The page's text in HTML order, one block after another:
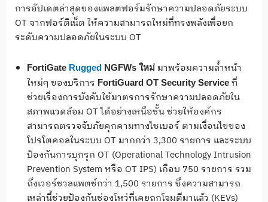
การอัปเดตล่าสุดของแพลตฟอร์มรักษาความปลอดภัยระบบ
OT จากฟอร์ติเน็ต ให้ความสามารถใหม่ที่ทรงพลังเพื่อยก
ระดับความปลอดภัยในระบบ OT
FortiGate Rugged NGFWs ใหม่ มาพร้อมความล้ำหน้า
ใหม่ๆ ของบริการ FortiGuard OT Security Service ที่
ช่วยเรื่องการบังคับใช้มาตรการรักษาความปลอดภัยใน
สภาพแวดล้อม OT ได้อย่างเหนือชั้น ช่วยให้องค์กร
สามารถตรวจจับภัยคุกคามทางไซเบอร์ ตามเงื่อนไขของ
โปรโตคอลในระบบ OT มากกว่า 3,300 รายการ และระบบ
ป้องกันการบุกรุก OT (Operational Technology Intrusion
Prevention System หรือ OT IPS) เกือบ 750 รายการ รวม
ถึงเวอร์ชวลแพตช์กว่า 1,500 รายการ ซึ่งความสามารถ
เหล่านี้ช่วยป้องกันช่องโหว่ที่เคยถูกโจมตีมาแล้ว (KEVs)